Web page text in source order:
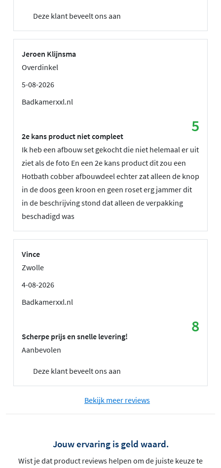
Deze klant beveelt ons aan
Jeroen Klijnsma
Overdinkel
5-08-2026
Badkamerxxl.nl
5
2e kans product niet compleet
Ik heb een afbouw set gekocht die niet helemaal er uit
ziet als de foto En een 2e kans product dit zou een
Hotbath cobber afbouwdeel echter zat alleen de knop
in de doos geen kroon en geen roset erg jammer dit
in de beschrijving stond dat alleen de verpakking
beschadigd was
Vince
Zwolle
4-08-2026
Badkamerxxl.nl
8
Scherpe prijs en snelle levering!
Aanbevolen
Deze klant beveelt ons aan
Bekijk meer reviews
Jouw ervaring is geld waard.
Wist je dat product reviews helpen om de juiste keuze te